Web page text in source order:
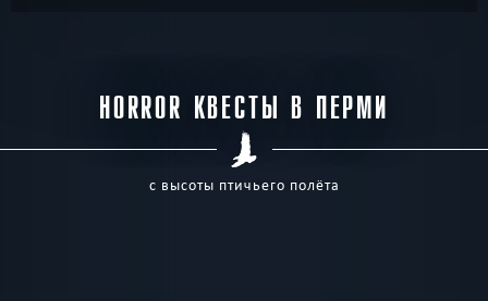
HORROR КВЕСТЫ В ПЕРМИ
с высоты птичьего полёта